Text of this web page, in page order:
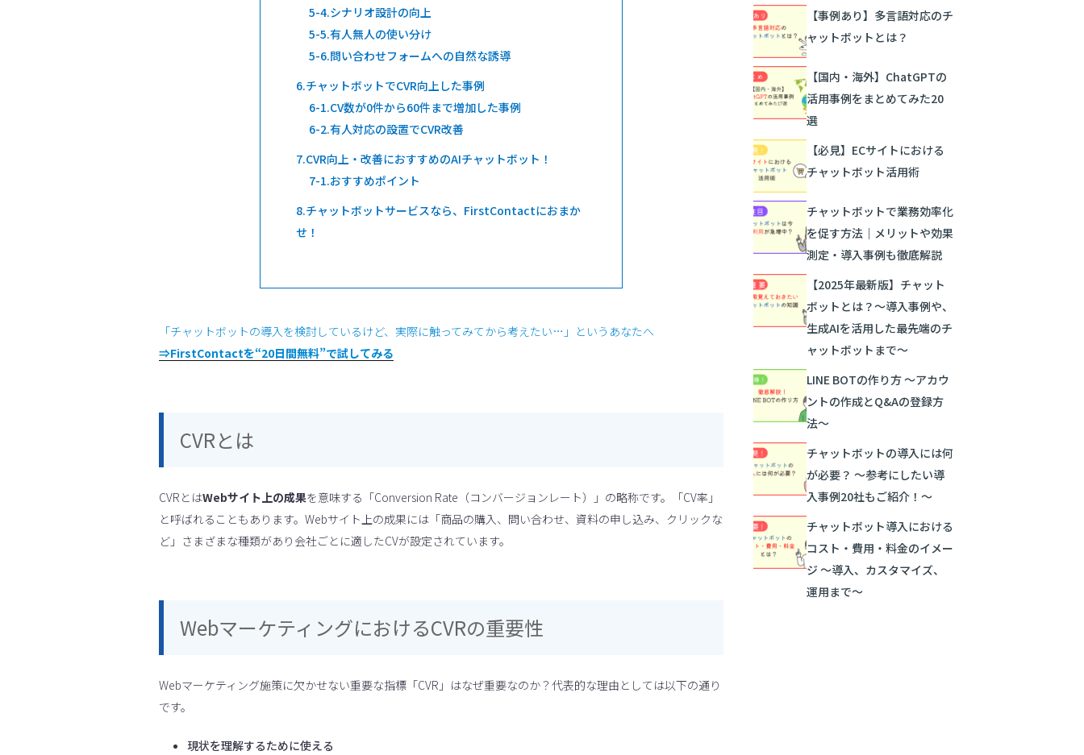
シナリオ設計の向上
有人無人の使い分け
問い合わせフォームへの自然な誘導
チャットボットでCVR向上した事例
CV数が0件から60件まで増加した事例
有人対応の設置でCVR改善
CVR向上・改善におすすめのAIチャットボット！
おすすめポイント
チャットボットサービスなら、FirstContactにおまか
せ！
「チャットボットの導入を検討しているけど、実際に触ってみてから考えたい…」というあなたへ
⇒FirstContactを“20日間無料”で試してみる
CVRとは
CVRとはWebサイト上の成果を意味する「Conversion Rate（コンバージョンレート）」の略称です。「CV率」
と呼ばれることもあります。Webサイト上の成果には「商品の購入、問い合わせ、資料の申し込み、クリックな
ど」さまざまな種類があり会社ごとに適したCVが設定されています。
WebマーケティングにおけるCVRの重要性
Webマーケティング施策に欠かせない重要な指標「CVR」はなぜ重要なのか？代表的な理由としては以下の通り
です。
現状を理解するために使える
【事例あり】多言語対応のチ
ャットボットとは？
【国内・海外】ChatGPTの
活用事例をまとめてみた20
選
【必見】ECサイトにおける
チャットボット活用術
チャットボットで業務効率化
を促す方法｜メリットや効果
測定・導入事例も徹底解説
【2025年最新版】チャット
ボットとは？〜導入事例や、
生成AIを活用した最先端のチ
ャットボットまで〜
LINE BOTの作り方 ～アカウ
ントの作成とQ&Aの登録方
法～
チャットボットの導入には何
が必要？ ～参考にしたい導
入事例20社もご紹介！～
チャットボット導入における
コスト・費用・料金のイメー
ジ 〜導入、カスタマイズ、
運用まで〜